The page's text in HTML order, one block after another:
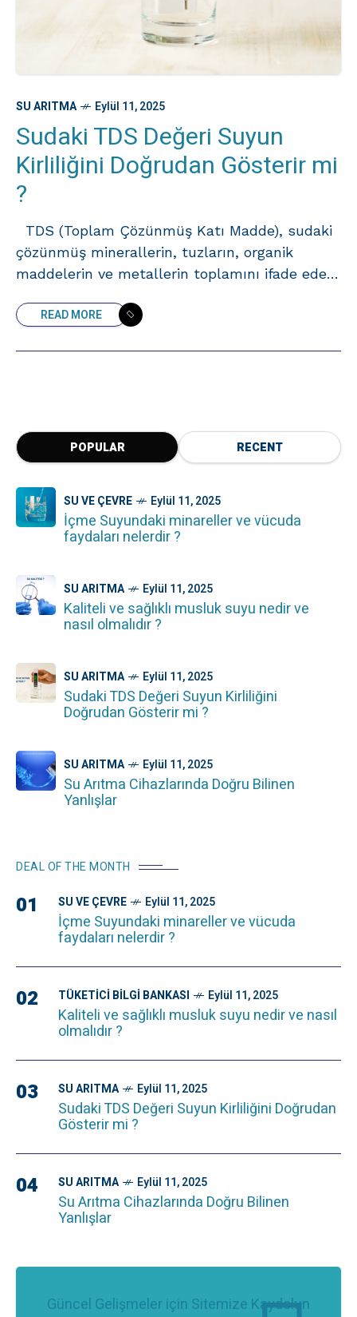
SU ARITMA Eylül 11, 2025
Sudaki TDS Değeri Suyun
Kirliliğini Doğrudan Gösterir mi
?
TDS (Toplam Çözünmüş Katı Madde), sudaki
çözünmüş minerallerin, tuzların, organik
maddelerin ve metallerin toplamını ifade eder.
kirli olduğu olduğu anlamına gelmez. 1.
READ MORE
POPULAR RECENT
SU VE ÇEVRE Eylül 11, 2025
İçme Suyundaki minareller ve vücuda
faydaları nelerdir ?
SU ARITMA Eylül 11, 2025
Kaliteli ve sağlıklı musluk suyu nedir ve
nasıl olmalıdır ?
SU ARITMA Eylül 11, 2025
Sudaki TDS Değeri Suyun Kirliliğini
Doğrudan Gösterir mi ?
SU ARITMA Eylül 11, 2025
Su Arıtma Cihazlarında Doğru Bilinen
Yanlışlar
DEAL OF THE MONTH
01 SU VE ÇEVRE Eylül 11, 2025
İçme Suyundaki minareller ve vücuda
faydaları nelerdir ?
02 TÜKETICI BILGI BANKASI Eylül 11, 2025
Kaliteli ve sağlıklı musluk suyu nedir ve nasıl
olmalıdır ?
03 SU ARITMA Eylül 11, 2025
Sudaki TDS Değeri Suyun Kirliliğini Doğrudan
Gösterir mi ?
04 SU ARITMA Eylül 11, 2025
Su Arıtma Cihazlarında Doğru Bilinen
Yanlışlar
Güncel Gelişmeler için Sitemize Kaydolun